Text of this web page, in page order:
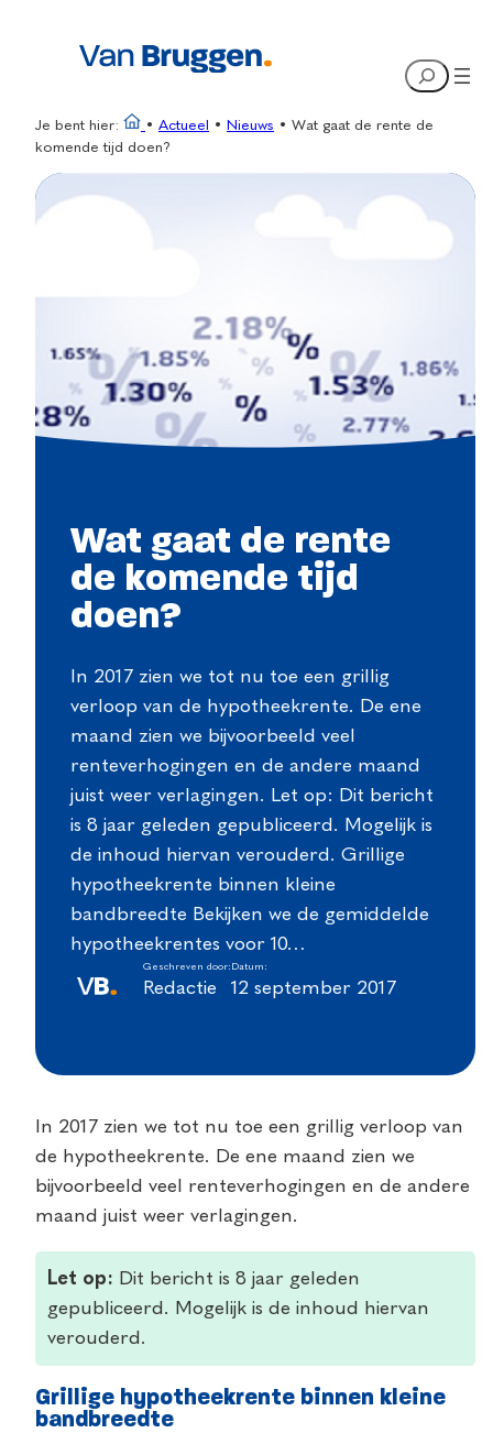
Search
Je bent hier: • Actueel • Nieuws • Wat gaat de rente de
komende tijd doen?
Wat gaat de rente
de komende tijd
doen?
In 2017 zien we tot nu toe een grillig
verloop van de hypotheekrente. De ene
maand zien we bijvoorbeeld veel
renteverhogingen en de andere maand
juist weer verlagingen. Let op: Dit bericht
is 8 jaar geleden gepubliceerd. Mogelijk is
de inhoud hiervan verouderd. Grillige
hypotheekrente binnen kleine
bandbreedte Bekijken we de gemiddelde
hypotheekrentes voor 10…
Geschreven door:
Redactie
Datum:
12 september 2017
In 2017 zien we tot nu toe een grillig verloop van
de hypotheekrente. De ene maand zien we
bijvoorbeeld veel renteverhogingen en de andere
maand juist weer verlagingen.
Let op: Dit bericht is 8 jaar geleden
gepubliceerd. Mogelijk is de inhoud hiervan
verouderd.
Grillige hypotheekrente binnen kleine
bandbreedte